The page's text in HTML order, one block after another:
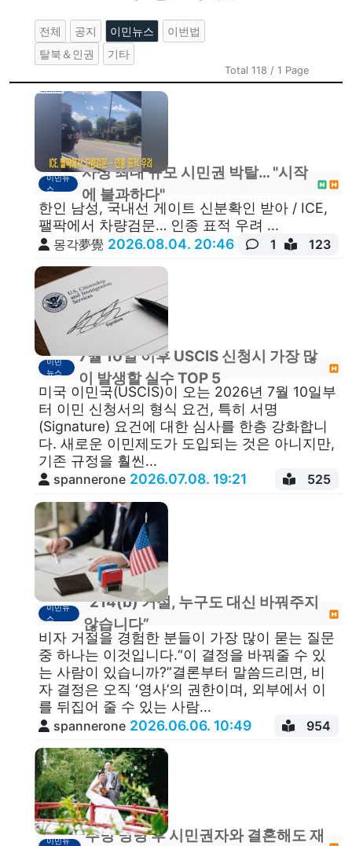
전체 공지 이민뉴스
이번법
탈북＆인권
기타
Total 118 / 1 Page
이민뉴
스
사상 최대 규모 시민권 박탈… "시작
에 불과하다"
한인 남성, 국내선 게이트 신분확인 받아 / ICE,
팰팍에서 차량검문… 인종 표적 우려 ...
몽각夢覺 2026.08.04. 20:46 1 123
이민
뉴스
7월 10일 이후 USCIS 신청시 가장 많
이 발생할 실수 TOP 5
미국 이민국(USCIS)이 오는 2026년 7월 10일부
터 이민 신청서의 형식 요건, 특히 서명
(Signature) 요건​에 대한 심사를 한층 강화합니
다. 새로운 이민제도가 도입되는 것은 아니지만,
기존 규정을 훨씬...
spannerone 2026.07.08. 19:21 525
이민뉴
스
“214(b) 거절, 누구도 대신 바꿔주지
않습니다”
비자 거절을 경험한 분들이 가장 많이 묻는 질문
중 하나는 이것입니다.“이 결정을 바꿔줄 수 있
는 사람이 있습니까?”결론부터 말씀드리면, 비
자 결정은 오직 ‘영사’의 권한이며, 외부에서 이
를 뒤집어 줄 수 있는 사람...
spannerone 2026.06.06. 10:49 954
이민뉴
추방 명령 후 시민권자와 결혼해도 재